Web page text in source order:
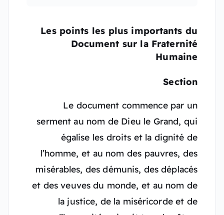
Les points les plus importants du
Document sur la Fraternité
Humaine
Section
Le document commence par un
serment au nom de Dieu le Grand, qui
égalise les droits et la dignité de
l’homme, et au nom des pauvres, des
misérables, des démunis, des déplacés
et des veuves du monde, et au nom de
la justice, de la miséricorde et de